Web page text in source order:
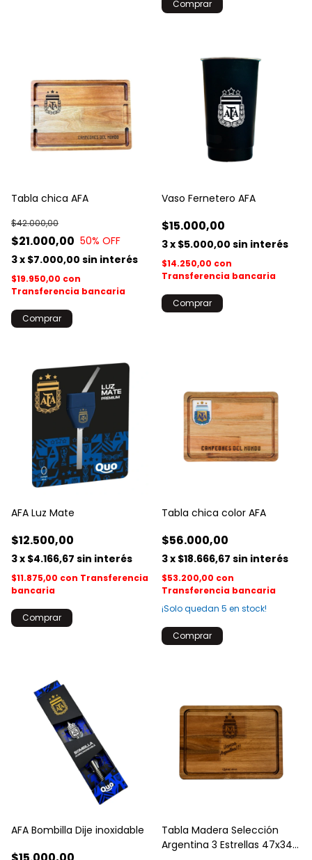
Tabla chica AFA
$21.000,00
$42.000,00
50% OFF
3x $7.000,00 sin interés
$19.950,00 con
Transferencia bancaria
Vaso Fernetero AFA
$15.000,00
3x $5.000,00 sin interés
$14.250,00 con
Transferencia bancaria
AFA Luz Mate
$12.500,00
3x $4.166,67 sin interés
$11.875,00 con Transferencia
bancaria
Tabla chica color AFA
$56.000,00
3x $18.666,67 sin interés
$53.200,00 con
Transferencia bancaria
¡Solo quedan 5 en stock!
AFA Bombilla Dije inoxidable
Tabla Madera Selección
Argentina 3 Estrellas 47x34